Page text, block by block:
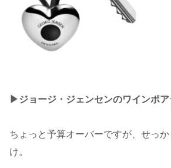
▶︎ジョージ・ジェンセンのワインポア
ちょっと予算オーバーですが、せっ
け。